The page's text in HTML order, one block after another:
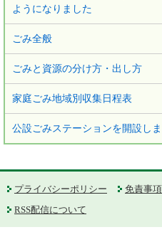
ようになりました
ごみ全般
ごみと資源の分け方・出し方
家庭ごみ地域別収集日程表
公設ごみステーションを開設し
プライバシーポリシー 免責事項
RSS配信について